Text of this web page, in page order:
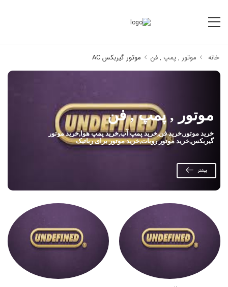
خانه موتور , پمپ , فن موتور گیربکس AC
موتور , پمپ , فن
خرید موتور,خرید فن,خرید پمپ آب,خرید پمپ هوا,خرید موتور
گیربکس,خرید موتور روبات,خرید موتور برای رباتیک
بیشتر